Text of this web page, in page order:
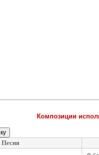
Композиции
Песня